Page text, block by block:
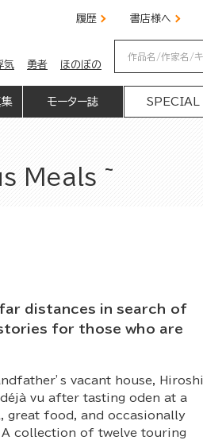
履歴 書店様へ
気 勇者 ほのぼの
集 モーター誌 SPECIAL
Meals ~
distances in search of
for those who are
vacant house, Hiroshi
vu after tasting oden at a
great food, and occasionally
A collection of twelve touring